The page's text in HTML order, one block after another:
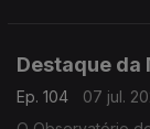
Destaque da
Ep. 104
07 jul.